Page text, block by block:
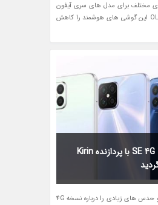
مختلف برای مدل های سری آیفون
14، هزینه های فراوری OLED این گوشی های هوشمند را کاهش
گوشی هواوی نوا 8 SE 4G با پردازنده Kirin
در روزهای اخیر شایعه ها و حدس های زیادی را درباره نسخه 4G